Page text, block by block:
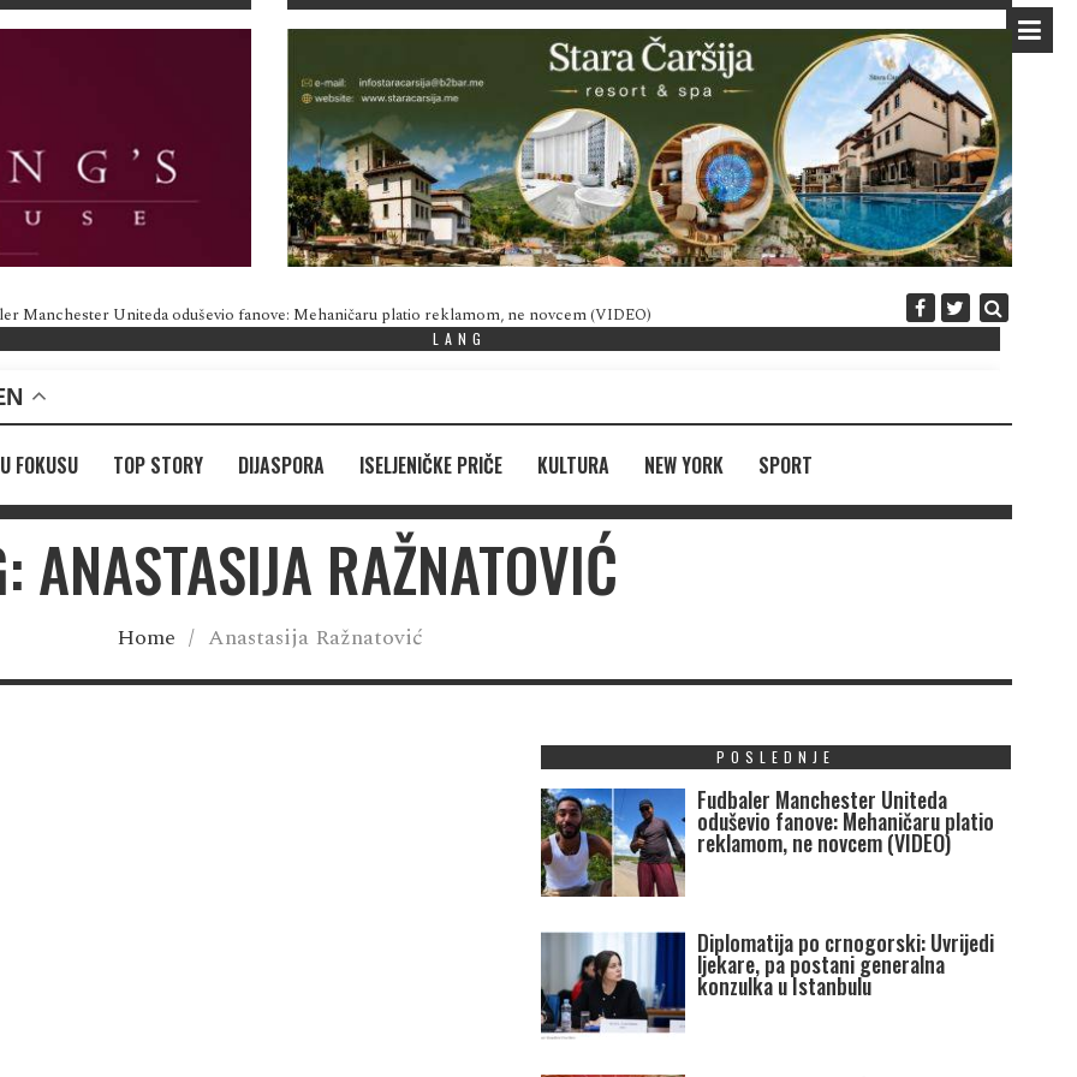
Manchester Uniteda oduševio fanove: Mehaničaru platio reklamom, ne novcem (VIDEO) Diplomatija po
LANG
U FOKUSU TOP STORY DIJASPORA ISELJENIČKE PRIČE KULTURA NEW YORK SPORT
ANASTASIJA RAŽNATOVIĆ
Home / Anastasija Ražnatović
POSLEDNJE
Fudbaler Manchester Uniteda
oduševio fanove: Mehaničaru platio
reklamom, ne novcem (VIDEO)
Diplomatija po crnogorski: Uvrijedi
ljekare, pa postani generalna
konzulka u Istanbulu